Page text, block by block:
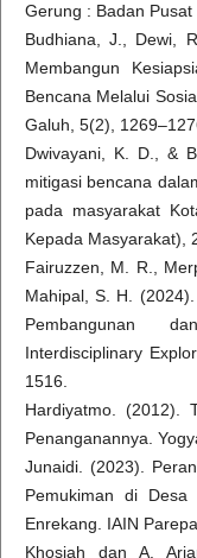
Gerung : Badan Pusat
Budhiana, J., Dewi,
Membangun
Bencana Melalui
Galuh, 5(2),
Dwivayani, K. D., &
mitigasi bencana
pada masyarakat
Kepada Masyarakat),
Fairuzzen, M. R.,
Mahipal, S. H.
Pembangunan
Interdisciplinary
1516.
Hardiyatmo. (2012).
Penanganannya.
Junaidi. (2023).
Pemukiman di Desa
Enrekang. IAIN
Khosiah dan A.